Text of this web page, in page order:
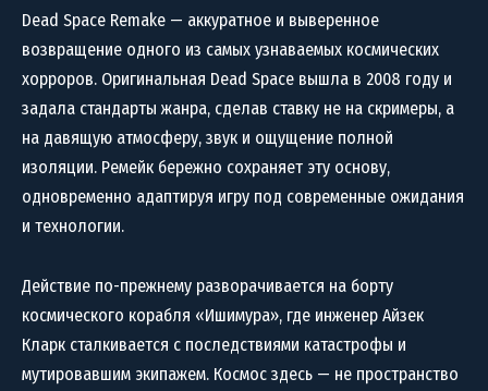
Dead Space Remake — аккуратное и выверенное
возвращение одного из самых узнаваемых космических
хорроров. Оригинальная Dead Space вышла в 2008 году и
задала стандарты жанра, сделав ставку не на скримеры, а
на давящую атмосферу, звук и ощущение полной
изоляции. Ремейк бережно сохраняет эту основу,
одновременно адаптируя игру под современные ожидания
и технологии.
Действие по-прежнему разворачивается на борту
космического корабля «Ишимура», где инженер Айзек
Кларк сталкивается с последствиями катастрофы и
мутировавшим экипажем. Космос здесь — не пространство